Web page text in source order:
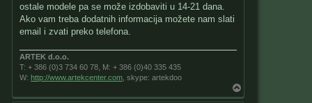
ostale modele pa se može izdobaviti u 14-21 dana.
Ako vam treba dodatnih informacija možete nam slati
email i zvati preko telefona.
ARTEK d.o.o.
T: + 386 (0)3 734 60 78, M: + 386 (0)40 335 435
W: http://www.artekcenter.com , skype: artekdoo
o